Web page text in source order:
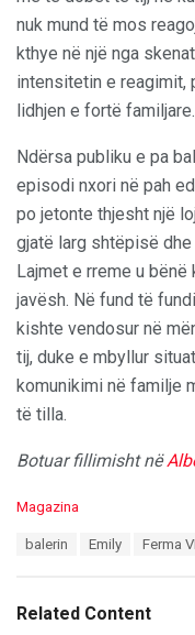
nuk mund të mos
kthye në një nga
intensitetin e reagimit,
lidhjen e fortë familjare.
Ndërsa publiku e pa
episodi nxori në pah
po jetonte thjesht një
gjatë larg shtëpisë
Lajmet e rreme u
javësh. Në fund të
kishte vendosur në
tij, duke e mbyllur
komunikimi në familje
të tilla.
Botuar fillimisht në
C
o
r
Magazina
:
balerin Emily Ferma
Related Content